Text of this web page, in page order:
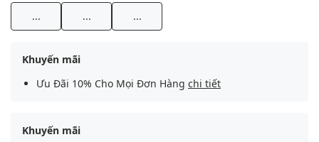
... ... ...
Khuyến mãi
Ưu Đãi 10% Cho Mọi Đơn Hàng chi tiết
Khuyến mãi